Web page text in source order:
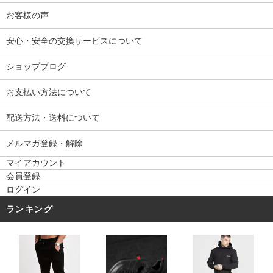
お客様の声
安心・安全の交換サービスについて
ショップブログ
お支払い方法について
配送方法・送料について
メルマガ登録・解除
マイアカウント
会員登録
ログイン
ランキング